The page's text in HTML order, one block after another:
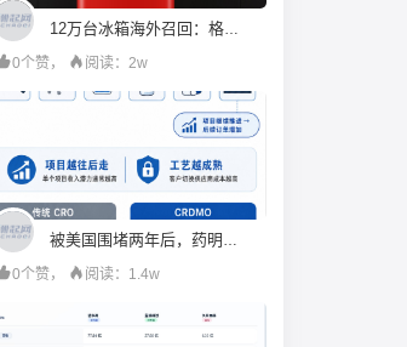
12万台冰箱海外召回：格兰仕的成本账算错了什么
0个赞，
阅读：2w
0个赞，
阅读：1.4w